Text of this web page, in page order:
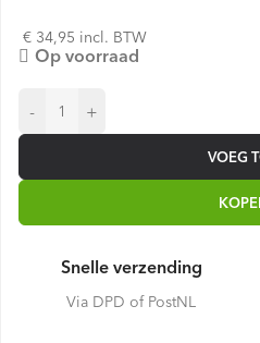
€ 34,95 incl. BTW
Op voorraad
- +
VOEG
Snelle verzending
Via DPD of PostNL